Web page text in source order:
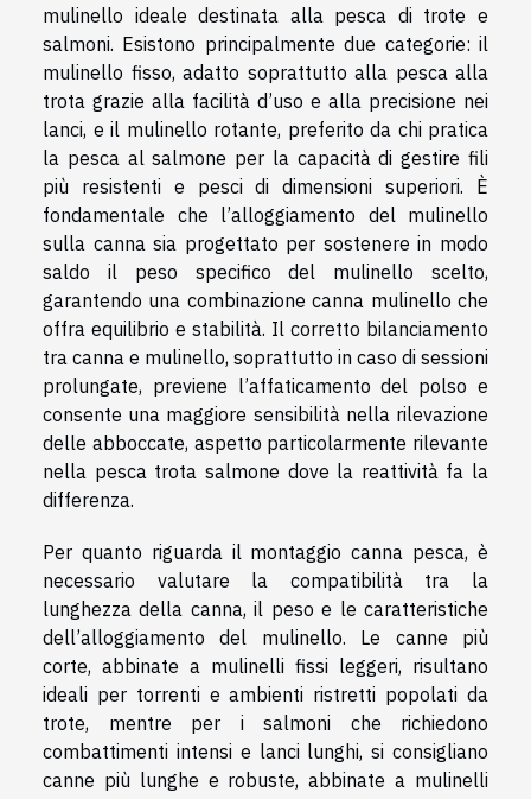
mulinello ideale destinata alla pesca di trote e
salmoni. Esistono principalmente due categorie: il
mulinello fisso, adatto soprattutto alla pesca alla
trota grazie alla facilità d’uso e alla precisione nei
lanci, e il mulinello rotante, preferito da chi pratica
la pesca al salmone per la capacità di gestire fili
più resistenti e pesci di dimensioni superiori. È
fondamentale che l’alloggiamento del mulinello
sulla canna sia progettato per sostenere in modo
saldo il peso specifico del mulinello scelto,
garantendo una combinazione canna mulinello che
offra equilibrio e stabilità. Il corretto bilanciamento
tra canna e mulinello, soprattutto in caso di sessioni
prolungate, previene l’affaticamento del polso e
consente una maggiore sensibilità nella rilevazione
delle abboccate, aspetto particolarmente rilevante
nella pesca trota salmone dove la reattività fa la
differenza.
Per quanto riguarda il montaggio canna pesca, è
necessario valutare la compatibilità tra la
lunghezza della canna, il peso e le caratteristiche
dell’alloggiamento del mulinello. Le canne più
corte, abbinate a mulinelli fissi leggeri, risultano
ideali per torrenti e ambienti ristretti popolati da
trote, mentre per i salmoni che richiedono
combattimenti intensi e lanci lunghi, si consigliano
canne più lunghe e robuste, abbinate a mulinelli